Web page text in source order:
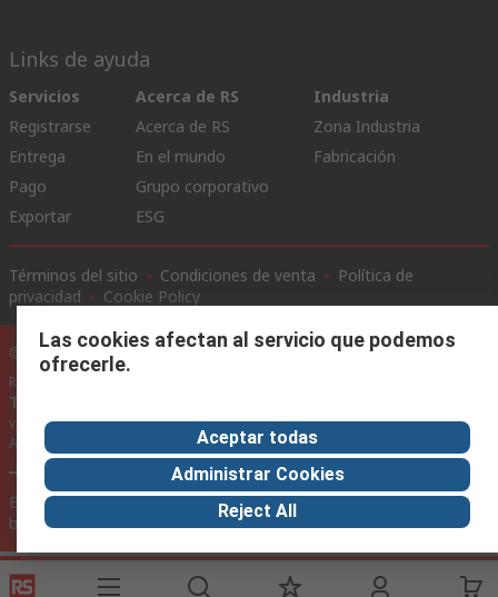
Links de ayuda
Servicios
Registrarse
Entrega
Pago
Exportar
Acerca de RS
Acerca de RS
En el mundo
Grupo corporativo
ESG
Industria
Zona Industria
Fabricación
Términos del sitio Condiciones de venta
Política de
privacidad
Cookie Policy
©RS Group Ltd. 2020
RS Group Ltda.
Teléfonos
ventas@rschile.cl
Ayuda
Este sitio web ha sido desarrollado por Catalogue solutions Ltd
bajo licencia por RS Group Ltd
Las cookies afectan al servicio que podemos
ofrecerle.
Aceptar todas
Administrar Cookies
Reject All